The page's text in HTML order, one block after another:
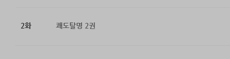
2화 쾌도탈명 2권